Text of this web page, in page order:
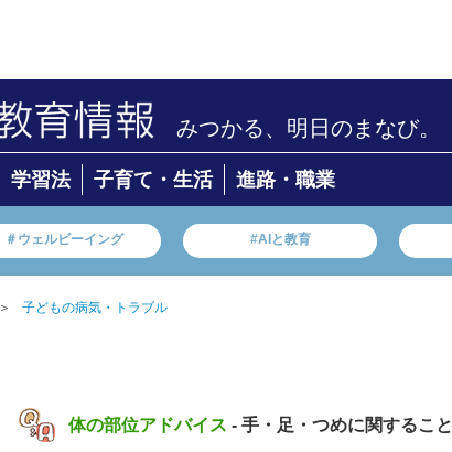
みつかる、明日のまなび。
学習法 子育て・生活 進路・職業
＃ウェルビーイング #AIと教育
＞ 子どもの病気・トラブル
体の部位アドバイス - 手・足・つめに関すること